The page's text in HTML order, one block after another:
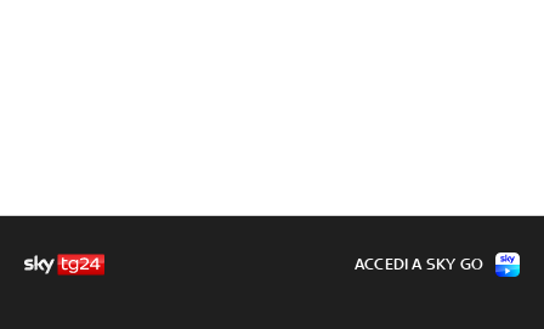
ACCEDI A SKY GO